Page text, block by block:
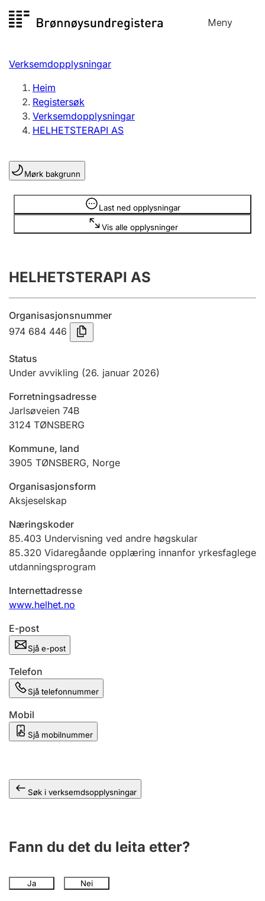
til
Meny
Registersøk
Aksjeselskap
Enkeltpersonføretak
Registrere, endre, slette
Lag og foreining
Registrere, endre, slette
Årsrekneskap
Innsending og forseinkingsgebyr
Betaling og jegeravgiftskort
Ektepaktrettleiaren
Andre tema
Verksemdopplysningar
Heim
Registersøk
Verksemdopplysningar
HELHETSTERAPI AS
Mørk bakgrunn
Last ned opplysningar
Vis alle opplysninger
Opplysninger er skjult
HELHETSTERAPI AS
Organisasjonsnummer
974 684 446
Status
Under avvikling (26. januar 2026)
Forretningsadresse
Jarlsøveien 74B
3124 TØNSBERG
Kommune, land
3905 TØNSBERG, Norge
Organisasjonsform
Aksjeselskap
Næringskoder
85.403 Undervisning ved andre høgskular
85.320 Vidaregåande opplæring innanfor yrkesfaglege
utdanningsprogram
Internettadresse
www.helhet.no
E-post
Sjå e-post
Telefon
Sjå telefonnummer
Mobil
Sjå mobilnummer
Søk i verksemdsopplysningar
Fann du det du leita etter?
Ja Nei